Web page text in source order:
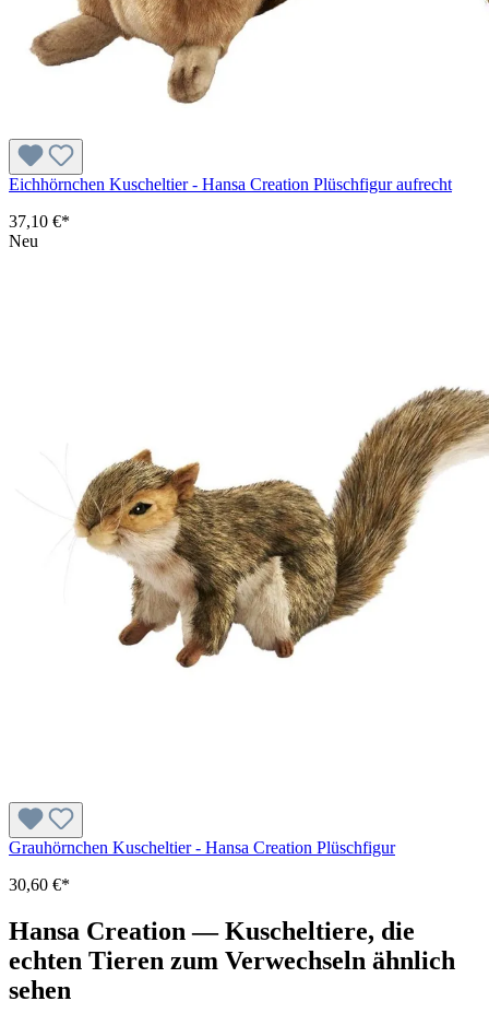
Eichhörnchen Kuscheltier - Hansa Creation Plüschfigur aufrecht
37,10 €*
Neu
Grauhörnchen Kuscheltier - Hansa Creation Plüschfigur
30,60 €*
Hansa Creation — Kuscheltiere, die
echten Tieren zum Verwechseln ähnlich
sehen